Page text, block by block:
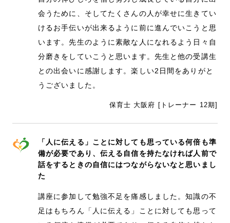
会うために、そしてたくさんの人が幸せに生きてい
けるお手伝いが出来るように前に進んでいこうと思
います。先生のように素敵な人になれるよう日々自
分磨きをしていこうと思います。先生と他の受講生
との出会いに感謝します。楽しい2日間をありがと
うございました。
保育士 大阪府 [トレーナー 12期]
「人に伝える」ことに対しても思っている何倍も準
備が必要であり、伝える自信を持たなければ人前で
話をするときの自信にはつながらないなと思いまし
た
講座に参加して勉強不足を痛感しました。知識の不
足はもちろん「人に伝える」ことに対しても思って